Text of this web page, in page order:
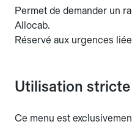
Permet de demander un
Allocab.
Réservé aux urgences
Utilisation stricte
Ce menu est